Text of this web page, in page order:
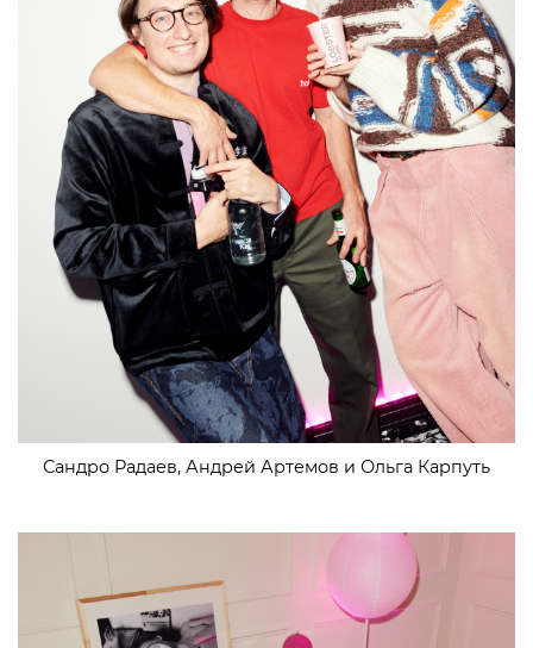
Сандро Радаев, Андрей Артемов и Ольга Карпуть